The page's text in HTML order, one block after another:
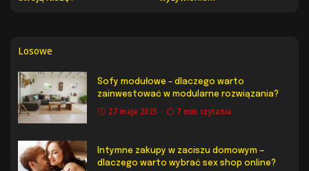
Losowe
Sofy modułowe – dlaczego warto
zainwestować w modularne rozwiązania?
27 maja 2025 7 min czytania
Intymne zakupy w zaciszu domowym —
dlaczego warto wybrać sex shop online?